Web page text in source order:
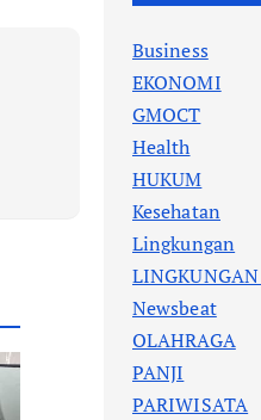
Business
EKONOMI
GMOCT
Health
HUKUM
Kesehatan
Lingkungan
Newsbeat
OLAHRAGA
PANJI
PARIWISATA